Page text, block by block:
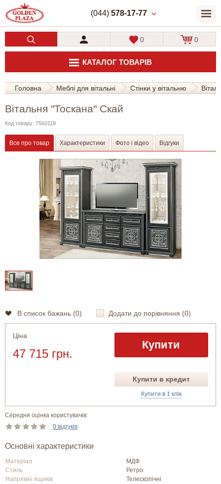
(044) 578-17-77
КАТАЛОГ ТОВАРІВ
0 0
Головна Меблі для вітальні Стінки у вітальню
Вітальня "Тоскана" Скай
Код товару: 7560118
Все про товар Характеристики Фото і відео Відгуки
В список бажань (0) Додати до порівняння (0)
Ціна
47 715 грн.
Купити
Купити в кредит
Купити в 1 клік
Середня оцінка користувачів:
0 відгуків
Основні характеристики
Матеріал
МДФ
Стиль
Ретро
Напрямні ящиків
Телескопічні